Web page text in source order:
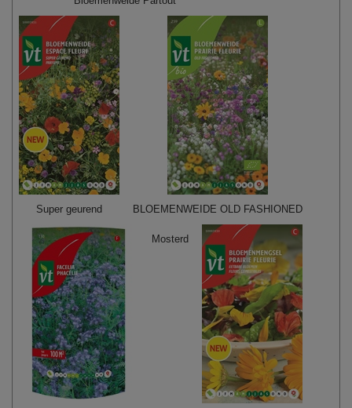
Super geurend BLOEMENWEIDE OLD FASHIONED
Mosterd